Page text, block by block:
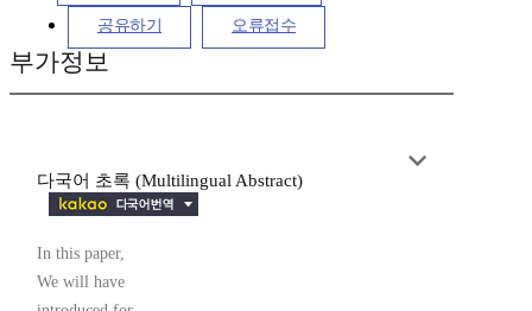
공유하기 오류접수
부가정보
다국어 초록 (Multilingual Abstract)
In this paper,
We will have